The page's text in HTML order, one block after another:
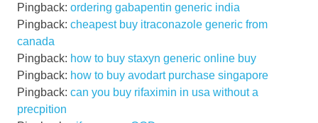
Pingback: ordering gabapentin generic india
Pingback: cheapest buy itraconazole generic from
canada
Pingback: how to buy staxyn generic online buy
Pingback: how to buy avodart purchase singapore
Pingback: can you buy rifaximin in usa without a
precpition